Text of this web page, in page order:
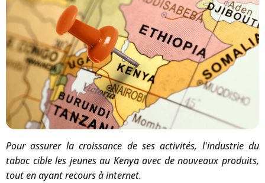
Pour assurer la croissance de ses activités, l'industrie du
tabac cible les jeunes au Kenya avec de nouveaux produits,
tout en ayant recours à internet.